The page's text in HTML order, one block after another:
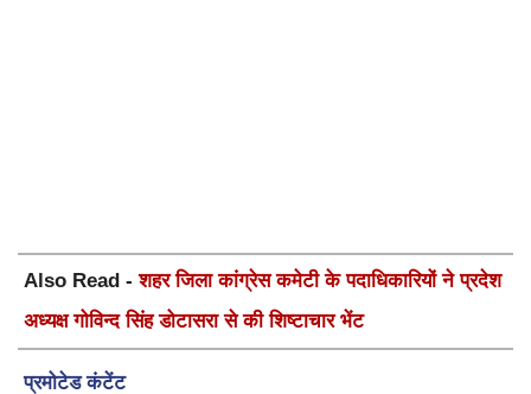
Also Read -शहर जिला कांग्रेस कमेटी के पदाधिकारियों ने प्रदेश
अध्यक्ष गोविन्द सिंह डोटासरा से की शिष्टाचार भेंट